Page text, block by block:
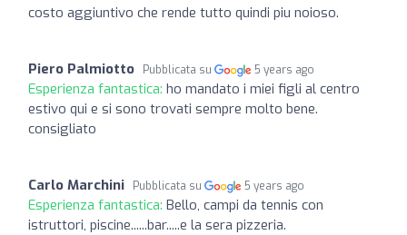
costo aggiuntivo che rende tutto quindi piu noioso.
Piero Palmiotto Pubblicata su 5 years ago
Esperienza fantastica: ho mandato i miei figli al centro
estivo qui e si sono trovati sempre molto bene.
consigliato
Carlo Marchini Pubblicata su 5 years ago
Esperienza fantastica: Bello, campi da tennis con
istruttori, piscine......bar.....e la sera pizzeria.